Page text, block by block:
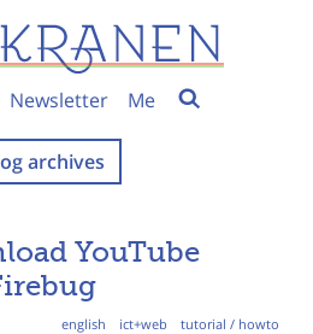
Newsletter Me
archives
YouTube
english ict+web tutorial / howto